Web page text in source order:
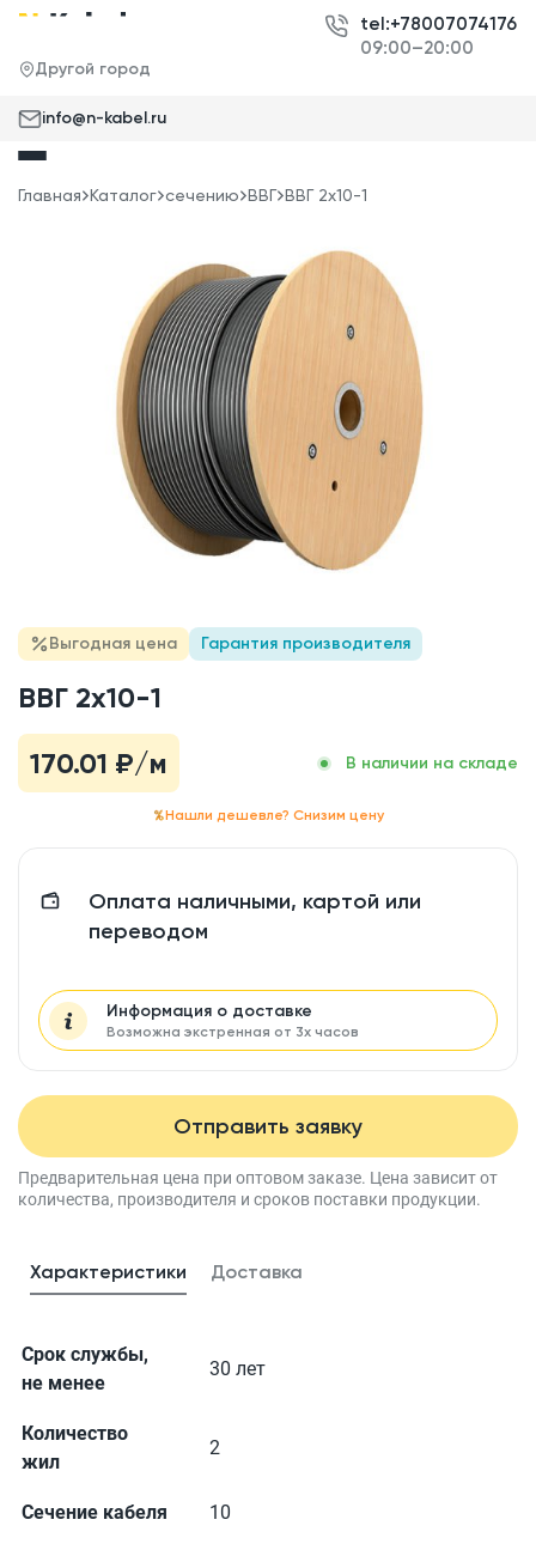
Другой город
tel:+78007074176
09:00–20:00
info@n-kabel.ru
Главная Каталог сечению ВВГ ВВГ 2x10-1
Выгодная цена Гарантия производителя
ВВГ 2x10-1
170.01 ₽/м В наличии на складе
Нашли дешевле? Снизим цену
Отправить заявку
Предварительная цена при оптовом заказе. Цена зависит от
количества, производителя и сроков поставки продукции.
Оплата наличными, картой или
переводом
Информация о доставке
Возможна экстренная от 3х часов
Характеристики Доставка
Срок службы,
не менее
30 лет
Количество
жил
2
Сечение кабеля 10